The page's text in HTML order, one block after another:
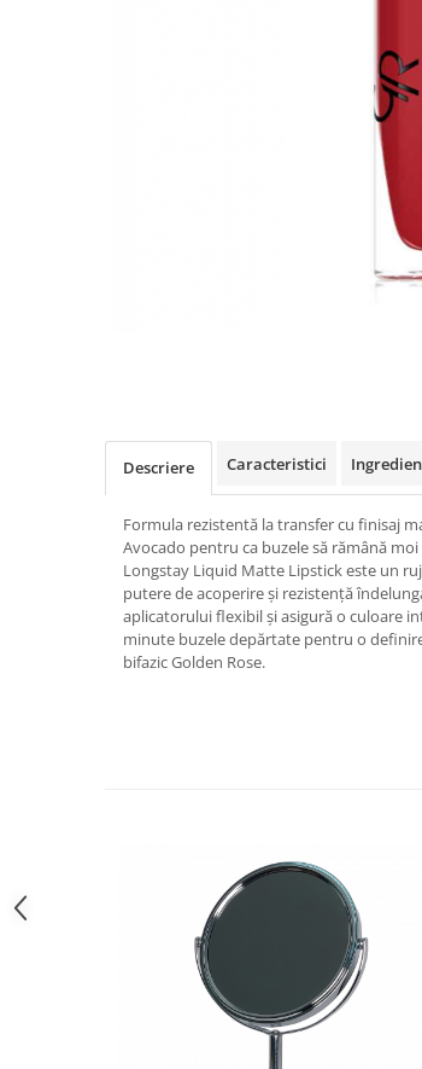
Descriere Caracteristici
Formula rezistentă la transfer cu finisaj
Avocado pentru ca buzele să rămână
Longstay Liquid Matte Lipstick este un
putere de acoperire și rezistență
aplicatorului flexibil și asigură o culoare
minute buzele depărtate pentru o
bifazic Golden Rose.